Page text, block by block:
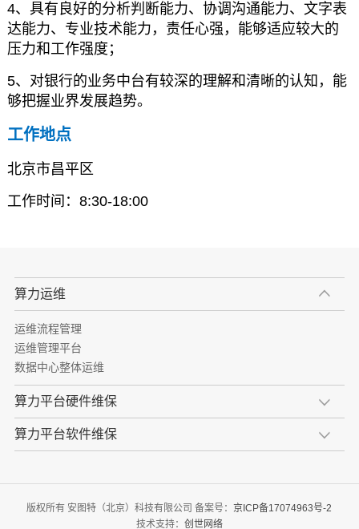
4、具有良好的分析判断能力、协调沟通能力、文字表
达能力、专业技术能力，责任心强，能够适应较大的
压力和工作强度；
5、对银行的业务中台有较深的理解和清晰的认知，能
够把握业界发展趋势。
工作地点
北京市昌平区
工作时间：8:30-18:00
算力运维
运维流程管理
运维管理平台
数据中心整体运维
算力平台硬件维保
算力平台软件维保
版权所有 安图特（北京）科技有限公司 备案号：京ICP备17074963号-2
技术支持： 创世网络